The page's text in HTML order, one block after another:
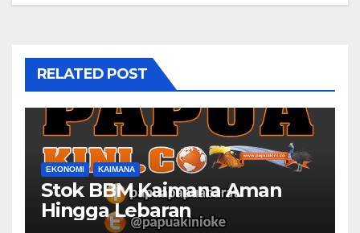
RELATED POST
EKONOMI KAIMANA
Stok BBM Kaimana Aman
Hingga Lebaran